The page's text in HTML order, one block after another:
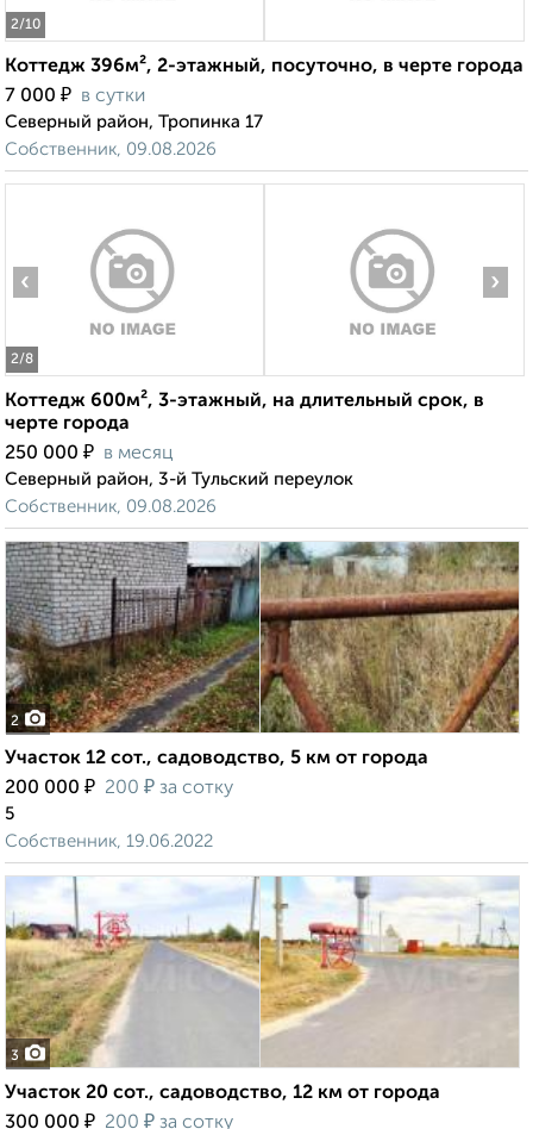
2/10
Коттедж 396м², 2-этажный, посуточно, в черте города
7 000 ₽ в сутки
Северный район, Тропинка 17
Собственник, 09.08.2026
2/8
‹ ›
Коттедж 600м², 3-этажный, на длительный срок, в
черте города
250 000 ₽ в месяц
Северный район, 3-й Тульский переулок
Собственник, 09.08.2026
2
Участок 12 сот., садоводство, 5 км от города
200 000 ₽ 200 ₽ за сотку
5
Собственник, 19.06.2022
3
Участок 20 сот., садоводство, 12 км от города
300 000 ₽ 200 ₽ за сотку